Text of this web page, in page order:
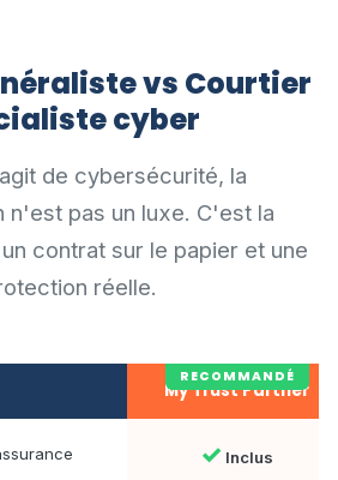
vs Courtier
cyber
de cybersécurité, la
n'est pas un luxe. C'est la
contrat sur le papier et une
réelle.
My Trust Partner
✓ Inclus